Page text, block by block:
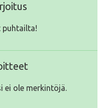
puhtailta!
ei ole merkintöjä.